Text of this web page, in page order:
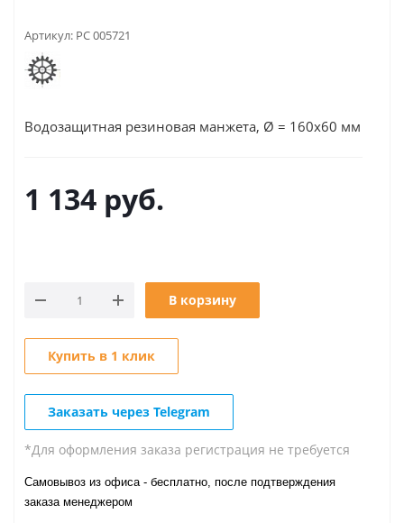
Артикул: РС 005721
Водозащитная резиновая манжета, Ø = 160х60 мм
1 134 руб.
В корзину
Купить в 1 клик
Заказать через Telegram
*Для оформления заказа регистрация не требуется
Самовывоз из офиса - бесплатно, после подтверждения
заказа менеджером